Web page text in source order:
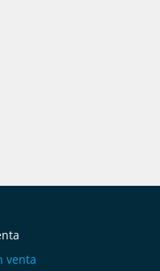
venta